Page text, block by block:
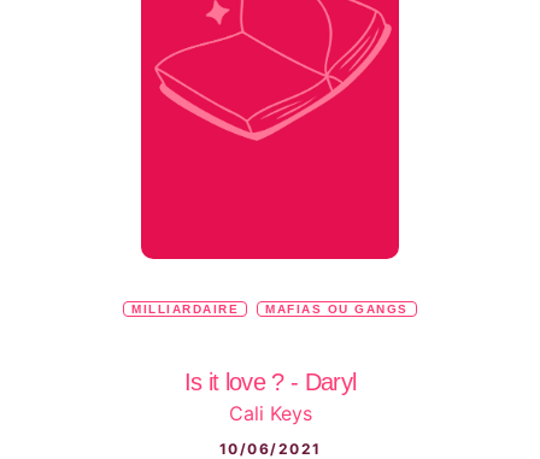
MILLIARDAIRE MAFIAS OU GANGS
Is it love ? - Daryl
Cali Keys
10/06/2021